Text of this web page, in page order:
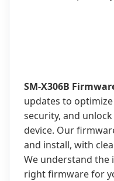
SM-X306B
updates to
security, and
device. Our
and install, with
We understand the
right firmware for